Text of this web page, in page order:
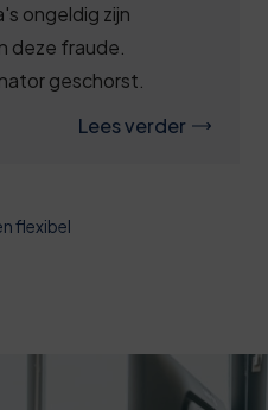
ongeldig zijn
deze fraude.
geschorst.
Lees verder
flexibel